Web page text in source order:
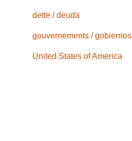
dette / deuda
gouvernements / gobiernos
United States of America